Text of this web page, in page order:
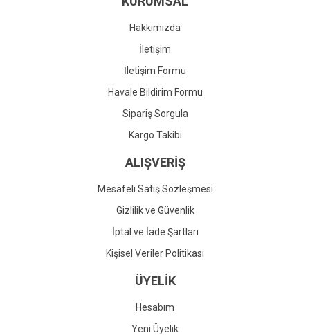
Gönder
Hakkımızda
İletişim
İletişim Formu
Havale Bildirim Formu
Sipariş Sorgula
Kargo Takibi
ALIŞVERİŞ
Mesafeli Satış Sözleşmesi
Gizlilik ve Güvenlik
İptal ve İade Şartları
Kişisel Veriler Politikası
ÜYELİK
Hesabım
Yeni Üyelik